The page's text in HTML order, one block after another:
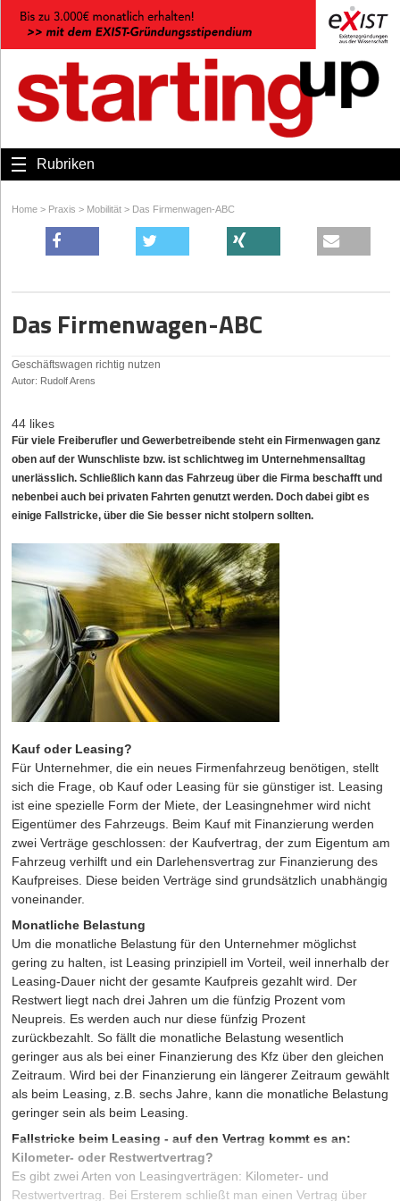
Rubriken
Home > Praxis > Mobilität > Das Firmenwagen-ABC
Das Firmenwagen-ABC
Geschäftswagen richtig nutzen
Autor: Rudolf Arens
44 likes
Für viele Freiberufler und Gewerbetreibende steht ein Firmenwagen ganz
oben auf der Wunschliste bzw. ist schlichtweg im Unternehmensalltag
unerlässlich. Schließlich kann das Fahrzeug über die Firma beschafft und
nebenbei auch bei privaten Fahrten genutzt werden. Doch dabei gibt es
einige Fallstricke, über die Sie besser nicht stolpern sollten.
Kauf oder Leasing?
Für Unternehmer, die ein neues Firmenfahrzeug benötigen, stellt
sich die Frage, ob Kauf oder Leasing für sie günstiger ist. Leasing
ist eine spezielle Form der Miete, der Leasingnehmer wird nicht
Eigentümer des Fahrzeugs. Beim Kauf mit Finanzierung werden
zwei Verträge geschlossen: der Kaufvertrag, der zum Eigentum am
Fahrzeug verhilft und ein Darlehensvertrag zur Finanzierung des
Kaufpreises. Diese beiden Verträge sind grundsätzlich unabhängig
voneinander.
Monatliche Belastung
Um die monatliche Belastung für den Unternehmer möglichst
gering zu halten, ist Leasing prinzipiell im Vorteil, weil innerhalb der
Leasing-Dauer nicht der gesamte Kaufpreis gezahlt wird. Der
Restwert liegt nach drei Jahren um die fünfzig Prozent vom
Neupreis. Es werden auch nur diese fünfzig Prozent
zurückbezahlt. So fällt die monatliche Belastung wesentlich
geringer aus als bei einer Finanzierung des Kfz über den gleichen
Zeitraum. Wird bei der Finanzierung ein längerer Zeitraum gewählt
als beim Leasing, z.B. sechs Jahre, kann die monatliche Belastung
geringer sein als beim Leasing.
Fallstricke beim Leasing - auf den Vertrag kommt es an:
Kilometer- oder Restwertvertrag?
Es gibt zwei Arten von Leasingverträgen: Kilometer- und
Restwertvertrag. Bei Ersterem schließt man einen Vertrag über